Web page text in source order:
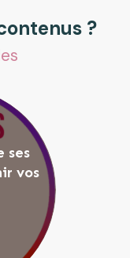
?
ses
vos